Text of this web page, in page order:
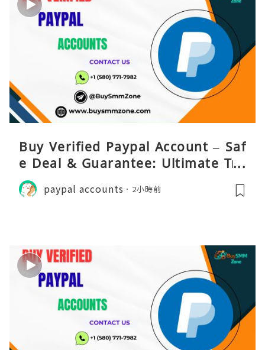
Buy Verified Paypal Account – Saf
e Deal & Guarantee: Ultimate Tru
st
paypal accounts 2小時前